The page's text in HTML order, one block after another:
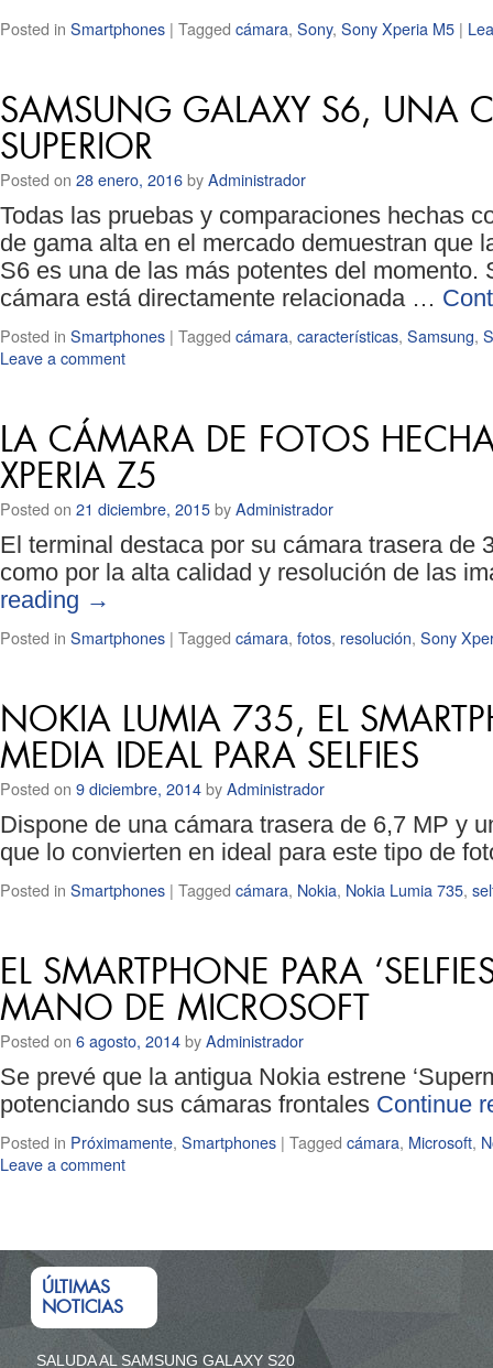
Posted in Smartphones | Tagged cámara, Sony, Sony Xperia M5 |
SAMSUNG GALAXY S6, UNA
SUPERIOR
Posted on 28 enero, 2016byAdministrador
Todas las pruebas y comparaciones hechas
de gama alta en el mercado demuestran que
S6 es una de las más potentes del momento.
cámara está directamente relacionada …
Posted in Smartphones | Tagged cámara, características, Samsung,
Leave a comment
LA CÁMARA DE FOTOS
XPERIA Z5
Posted on 21 diciembre, 2015byAdministrador
El terminal destaca por su cámara trasera de
como por la alta calidad y resolución de las
reading →
Posted in Smartphones | Tagged cámara, fotos, resolución, Sony
NOKIA LUMIA 735, EL
MEDIA IDEAL PARA SELFIES
Posted on 9 diciembre, 2014byAdministrador
Dispone de una cámara trasera de 6,7 MP y
que lo convierten en ideal para este tipo de
Posted in Smartphones | Tagged cámara, Nokia, Nokia Lumia 735,
EL SMARTPHONE PARA
MANO DE MICROSOFT
Posted on 6 agosto, 2014byAdministrador
Se prevé que la antigua Nokia estrene
potenciando sus cámaras frontales Continue
Posted in Próximamente, Smartphones | Tagged cámara, Microsoft,
Leave a comment
ÚLTIMAS
NOTICIAS
SALUDA AL SAMSUNG GALAXY S20